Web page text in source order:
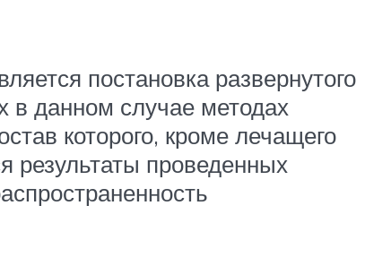
постановка развернутого
в данном случае методах
которого, кроме лечащего
результаты проведенных